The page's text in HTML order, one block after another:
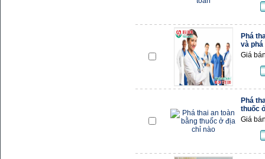
Phá
và phá
Giá
Phá
thuốc
Giá